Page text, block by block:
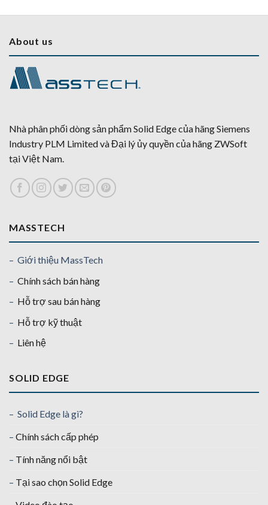
About us
Nhà phân phối dòng sản phẩm Solid Edge của hãng Siemens
Industry PLM Limited và Đại lý ủy quyền của hãng ZWSoft
tại Việt Nam.
MASSTECH
– Giới thiệu MassTech
– Chính sách bán hàng
– Hỗ trợ sau bán hàng
– Hỗ trợ kỹ thuật
– Liên hệ
SOLID EDGE
– Solid Edge là gì?
– Chính sách cấp phép
– Tính năng nổi bật
– Tại sao chọn Solid Edge